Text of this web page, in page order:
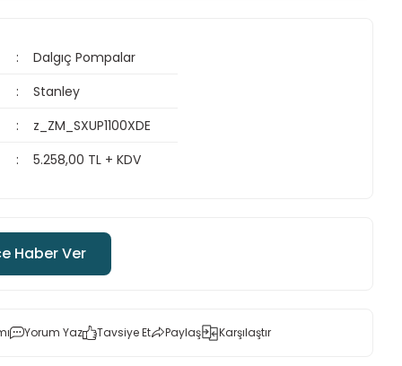
Dalgıç Pompalar
Stanley
z_ZM_SXUP1100XDE
5.258,00 TL + KDV
Haber Ver
Yorum Yaz Tavsiye Et Paylaş Karşılaştır